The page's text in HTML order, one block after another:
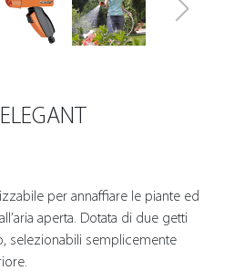
per annaffiare le piante ed
aperta. Dotata di due getti
selezionabili semplicemente